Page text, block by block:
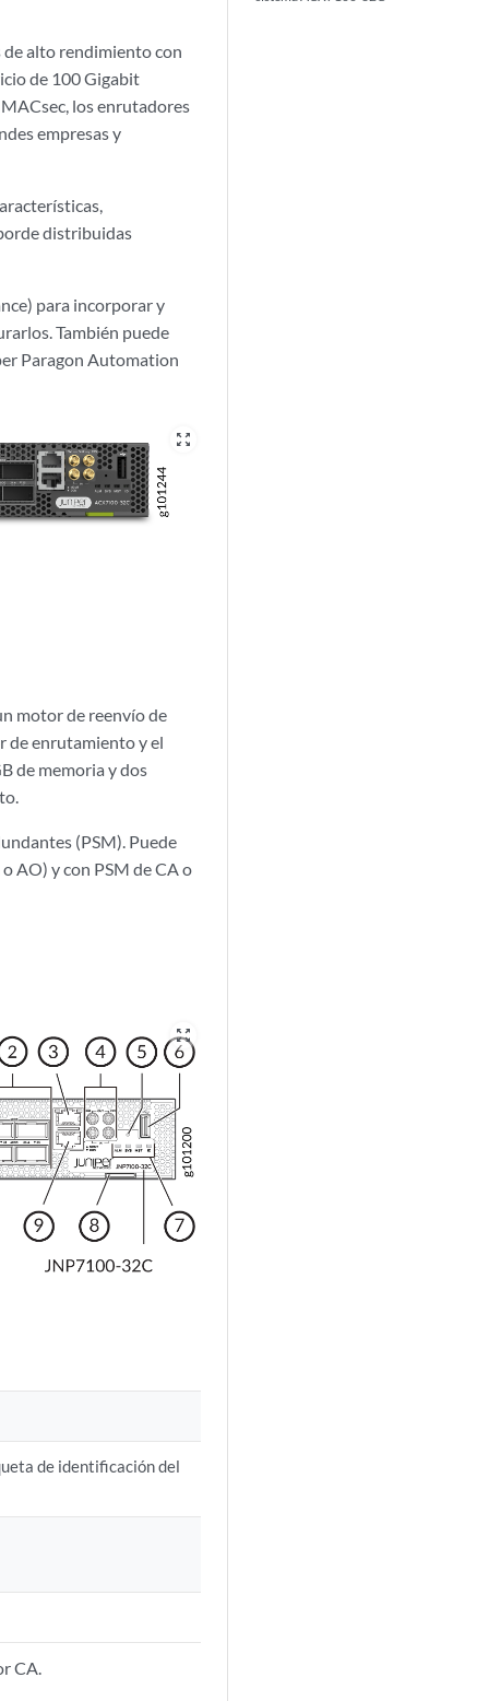
alto rendimiento con
de 100 Gigabit
los enrutadores
empresas y
distribuidas
para incorporar y
También puede
Paragon Automation
zoom_out_map
motor de reenvío de
de enrutamiento y el
de memoria y dos
(PSM). Puede
AO) y con PSM de CA o
zoom_out_map
de identificación del
CA.